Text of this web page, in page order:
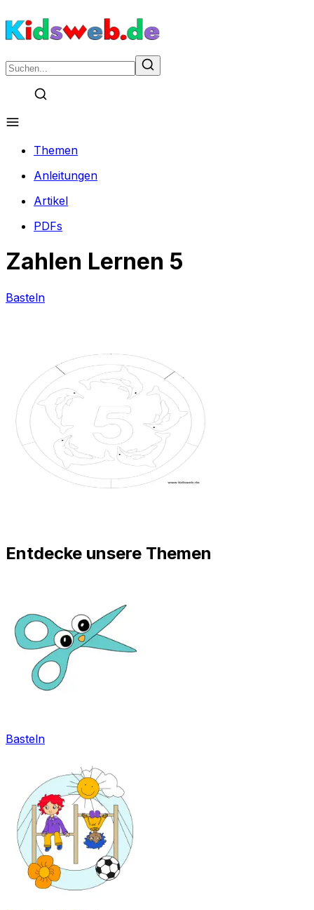
Themen
Anleitungen
Artikel
PDFs
Zahlen Lernen 5
Basteln
Entdecke unsere Themen
Basteln